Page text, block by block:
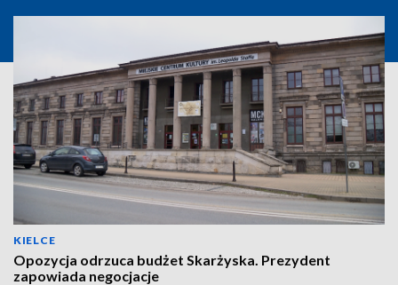
KIELCE
Opozycja odrzuca budżet Skarżyska. Prezydent
zapowiada negocjacje